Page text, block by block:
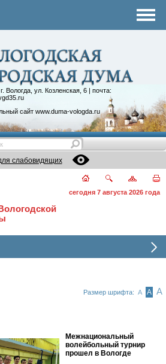
Вологда, ул. Козленская, 6 | почта:
сайт www.duma-vologda.ru
объединения
слабовидящих
сегодня 7 августа 2026 года
Размер шрифта: А А А
Межнациональный
волейбольный турнир
прошел в Вологде